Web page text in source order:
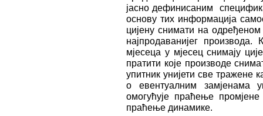
јасно дефинисаним
основу тих информација
цијену снимати на одређеном
најпродаванијег
мјесеца у мјесец снимају
пратити које производе
упитник унијети све тражене
о евентуалним замјенама
омогућује праћење
праћење динамике.